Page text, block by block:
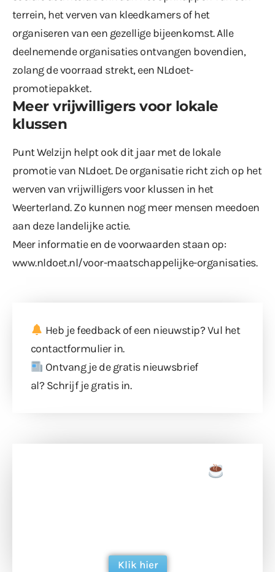
terrein, het verven van kleedkamers of het
organiseren van een gezellige bijeenkomst. Alle
deelnemende organisaties ontvangen bovendien,
zolang de voorraad strekt, een NLdoet-
promotiepakket.
Meer vrijwilligers voor lokale
klussen
Punt Welzijn helpt ook dit jaar met de lokale
promotie van NLdoet. De organisatie richt zich op het
werven van vrijwilligers voor klussen in het
Weerterland. Zo kunnen nog meer mensen meedoen
aan deze landelijke actie.
Meer informatie en de voorwaarden staan op:
www.nldoet.nl/voor-maatschappelijke-organisaties.
Heb je feedback of een nieuwstip? Vul het
contactformulierin.
Ontvang je de gratis nieuwsbrief
al? Schrijf je gratis in.
Klik hier